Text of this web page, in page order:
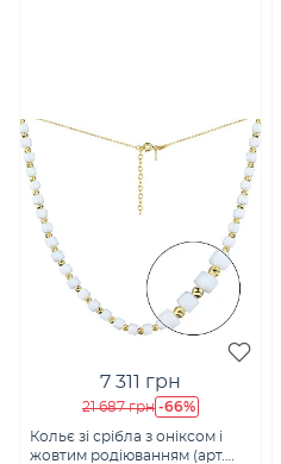
7 311 грн
21 687 грн -66%
Кольє зі срібла з оніксом і
жовтим родіюванням (арт.